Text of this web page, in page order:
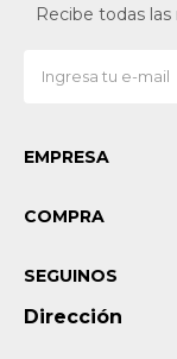
Recibe todas
EMPRESA
COMPRA
Dirección
SEGUINOS